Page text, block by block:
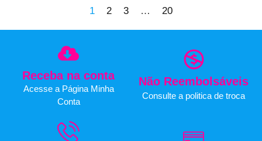
1 2 3 … 20
Receba na conta
Acesse a Página Minha
Conta
Não Reembolsáveis
Consulte a politica de troca